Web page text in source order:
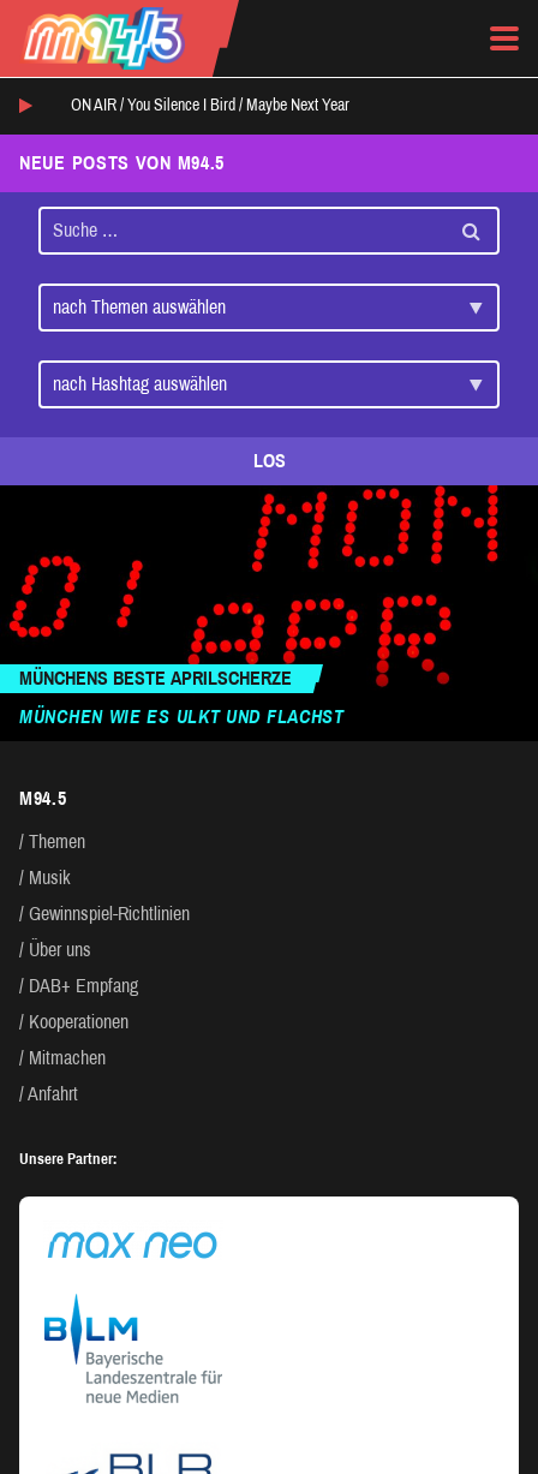
ON AIR / You Silence I Bird / Maybe Next Year
NEUE POSTS VON M94.5
LOS
MÜNCHENS BESTE APRILSCHERZE
MÜNCHEN WIE ES ULKT UND FLACHST
M94.5
Themen
Musik
Gewinnspiel-Richtlinien
Über uns
DAB+ Empfang
Kooperationen
Mitmachen
Anfahrt
Unsere Partner: